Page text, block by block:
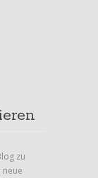
zu